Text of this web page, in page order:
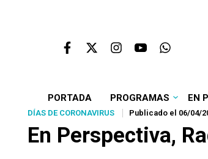
PORTADA PROGRAMAS EN
DÍAS DE CORONAVIRUS Publicado el 06/04/
En Perspectiva,